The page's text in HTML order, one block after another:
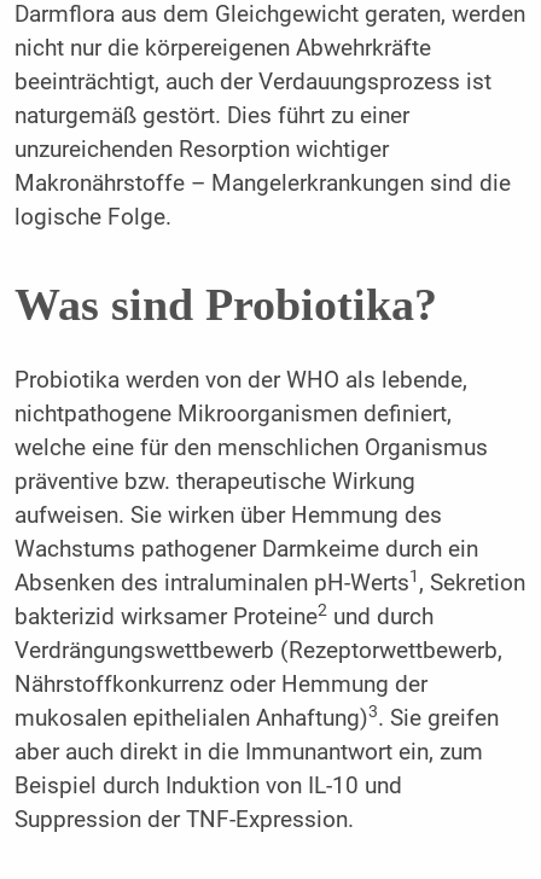
Darmflora aus dem Gleichgewicht geraten, werden
nicht nur die körpereigenen Abwehrkräfte
beeinträchtigt, auch der Verdauungsprozess ist
naturgemäß gestört. Dies führt zu einer
unzureichenden Resorption wichtiger
Makronährstoffe – Mangelerkrankungen sind die
logische Folge.
Was sind Probiotika?
Probiotika werden von der WHO als lebende,
nichtpathogene Mikroorganismen definiert,
welche eine für den menschlichen Organismus
präventive bzw. therapeutische Wirkung
aufweisen. Sie wirken über Hemmung des
Wachstums pathogener Darmkeime durch ein
Absenken des intraluminalen pH-Werts1 , Sekretion
bakterizid wirksamer Proteine2und durch
Verdrängungswettbewerb (Rezeptorwettbewerb,
Nährstoffkonkurrenz oder Hemmung der
mukosalen epithelialen Anhaftung)3. Sie greifen
aber auch direkt in die Immunantwort ein, zum
Beispiel durch Induktion von IL-10 und
Suppression der TNF-Expression.